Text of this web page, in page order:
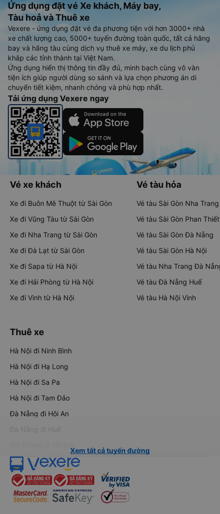
Ứng dụng đặt vé Xe khách, Máy bay,
Tàu hoả và Thuê xe
Vexere - ứng dụng đặt vé đa phương tiện với hơn 3000+ nhà
xe chất lượng cao, 5000+ tuyến đường toàn quốc, tất cả hãng
bay và hãng tàu cùng dịch vụ thuê xe máy, xe du lịch phủ
khắp các tỉnh thành tại Việt Nam.
Ứng dụng hiển thị thông tin đầy đủ, minh bạch cùng vô vàn
tiện ích giúp người dùng so sánh và lựa chọn phương án di
chuyển tiết kiệm, nhanh chóng và phù hợp nhất.
Tải ứng dụng Vexere ngay
Vé xe khách
Xe đi Buôn Mê Thuột từ Sài Gòn
Xe đi Vũng Tàu từ Sài Gòn
Xe đi Nha Trang từ Sài Gòn
Xe đi Đà Lạt từ Sài Gòn
Xe đi Sapa từ Hà Nội
Xe đi Hải Phòng từ Hà Nội
Xe đi Vinh từ Hà Nội
Vé tàu hỏa
Vé tàu Sài Gòn Nha Trang
Vé tàu Sài Gòn Phan Thiết
Vé tàu Sài Gòn Đà Nẵng
Vé tàu Sài Gòn Hà Nội
Vé tàu Nha Trang Đà
Vé tàu Đà Nẵng Huế
Vé tàu Hà Nội Vinh
Thuê xe
Hà Nội đi Ninh Bình
Hà Nội đi Hạ Long
Hà Nội đi Sa Pa
Hà Nội đi Tam Đảo
Đà Nẵng đi Hội An
Đà Nẵng đi Huế
Xem tất cả tuyến đường